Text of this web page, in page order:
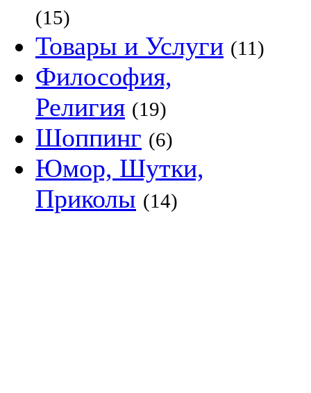
(15)
Товары и Услуги (11)
Философия,
Религия (19)
Шоппинг (6)
Юмор, Шутки,
Приколы (14)